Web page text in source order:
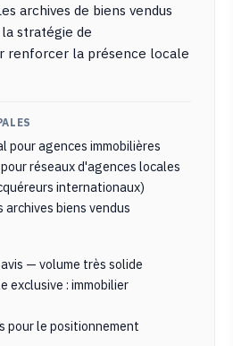
archives de biens vendus
stratégie de
renforcer la présence locale
pour agences immobilières
réseaux d'agences locales
internationaux)
biens vendus
— volume très solide
exclusive : immobilier
pour le positionnement